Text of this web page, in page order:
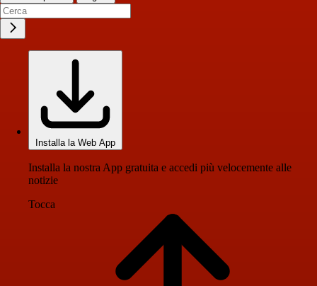
Installa la Web App
Installa la nostra App gratuita e accedi più velocemente alle
notizie
Tocca